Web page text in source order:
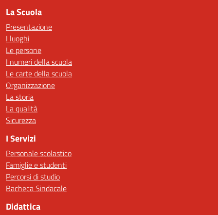
La Scuola
Presentazione
I luoghi
Le persone
I numeri della scuola
Le carte della scuola
Organizzazione
La storia
La qualità
Sicurezza
I Servizi
Personale scolastico
Famiglie e studenti
Percorsi di studio
Bacheca Sindacale
Didattica